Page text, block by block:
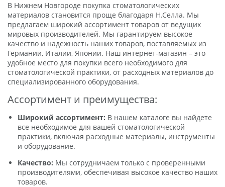
В Нижнем Новгороде покупка стоматологических
материалов становится проще благодаря Н.Селла. Мы
предлагаем широкий ассортимент товаров от ведущих
мировых производителей. Мы гарантируем высокое
качество и надежность наших товаров, поставляемых из
Германии, Италии, Японии. Наш интернет-магазин – это
удобное место для покупки всего необходимого для
стоматологической практики, от расходных материалов до
специализированного оборудования.
Ассортимент и преимущества:
Широкий ассортимент: В нашем каталоге вы найдете
все необходимое для вашей стоматологической
практики, включая расходные материалы, инструменты
и оборудование.
Качество: Мы сотрудничаем только с проверенными
производителями, обеспечивая высокое качество наших
товаров.